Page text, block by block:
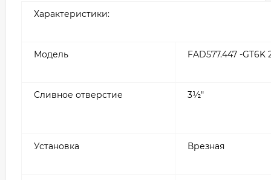
Характеристики:
Модель FAD577.447 -GT6K
Сливное отверстие 3½″
Установка Врезная